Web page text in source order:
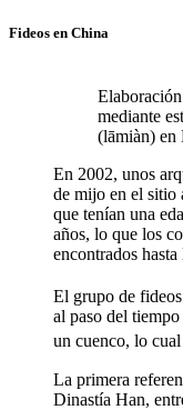
Fideos en China
mediante
(lāmiàn) en
En 2002, unos
de mijo en el sitio
que tenían una
años, lo que los
encontrados
El grupo de
al paso del
un cuenco, lo
La primera
Dinastía Han,